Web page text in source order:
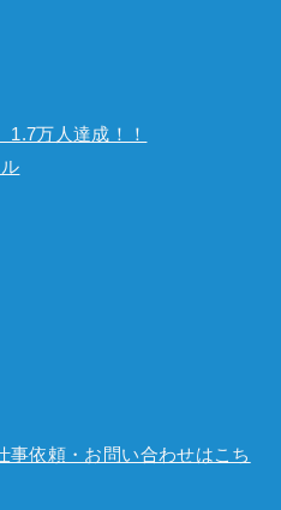
万人達成！！
事依頼・お問い合わせはこち